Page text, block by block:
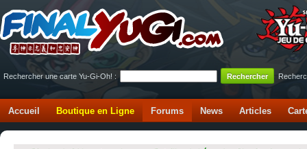
Rechercher une carte Yu-Gi-Oh! :
Accueil Boutique en Ligne Forums News Articles